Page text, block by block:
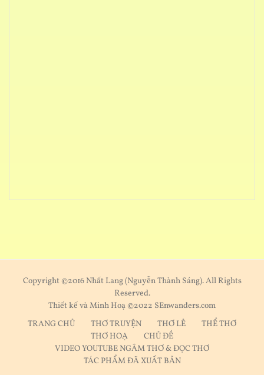
Copyright ©2016 Nhất Lang (Nguyễn Thành Sáng). All Rights
Reserved.
Thiết kế và Minh Hoạ ©2022 SEnwanders.com
TRANG CHỦ
THƠ TRUYỆN THƠ LẺ
THỂ THƠ
THƠ HOẠ
CHỦ ĐỀ
VIDEO YOUTUBE NGÂM THƠ & ĐỌC THƠ
TÁC PHẨM ĐÃ XUẤT BẢN